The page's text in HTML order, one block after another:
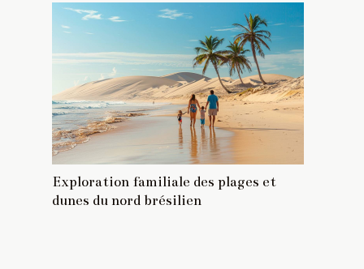
Exploration familiale des plages et
dunes du nord brésilien